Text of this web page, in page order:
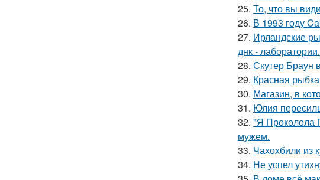
25. То, что вы
26. В 1993 году
27. Ирландские
днк - лаборатории.
28. Скутер Браун
29. Красная
30. Магазин, в
31. Юлия
32. "Я Проколола
мужем.
33. Чахохбили из
34. Не успел